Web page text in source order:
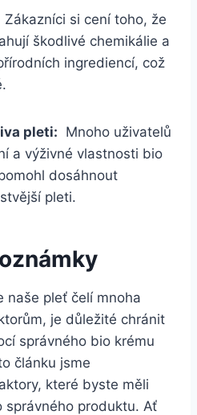
Zákazníci si⁤ cení toho, ‌že
škodlivé chemikálie a
ingrediencí, což
‍pleti: ⁢ Mnoho uživatelů
‌a výživné vlastnosti bio
dosáhnout
pleti.
naše pleť čelí mnoha
je důležité chránit
správného bio krému
článku jsme
které byste měli
správného produktu. ‌Ať